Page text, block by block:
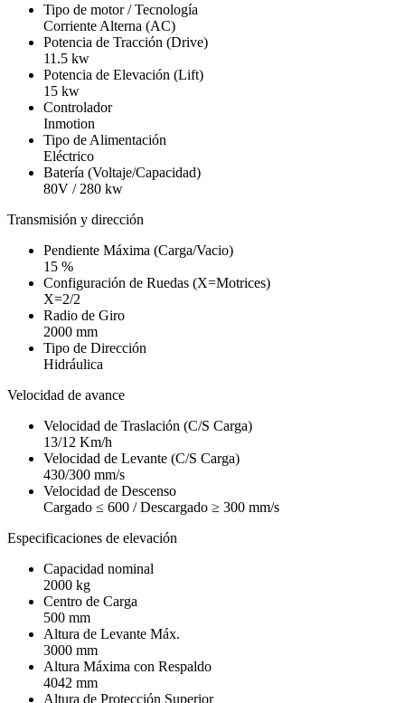
Tipo de motor / Tecnología
Corriente Alterna (AC)
Potencia de Tracción (Drive)
11.5 kw
Potencia de Elevación (Lift)
15 kw
Controlador
Inmotion
Tipo de Alimentación
Eléctrico
Batería (Voltaje/Capacidad)
80V / 280 kw
Transmisión y dirección
Pendiente Máxima (Carga/Vacio)
15 %
Configuración de Ruedas (X=Motrices)
X=2/2
Radio de Giro
2000 mm
Tipo de Dirección
Hidráulica
Velocidad de avance
Velocidad de Traslación (C/S Carga)
13/12 Km/h
Velocidad de Levante (C/S Carga)
430/300 mm/s
Velocidad de Descenso
Cargado ≤ 600 / Descargado ≥ 300 mm/s
Especificaciones de elevación
Capacidad nominal
2000 kg
Centro de Carga
500 mm
Altura de Levante Máx.
3000 mm
Altura Máxima con Respaldo
4042 mm
Altura de Protección Superior